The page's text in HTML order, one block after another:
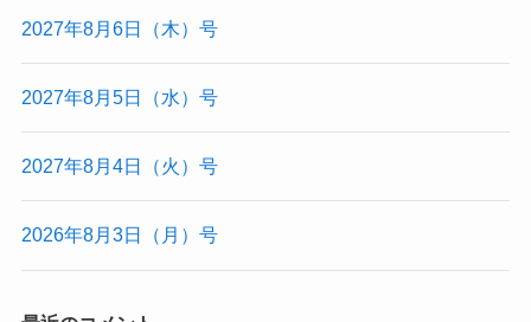
2027年8月6日（木）号
2027年8月5日（水）号
2027年8月4日（火）号
2026年8月3日（月）号